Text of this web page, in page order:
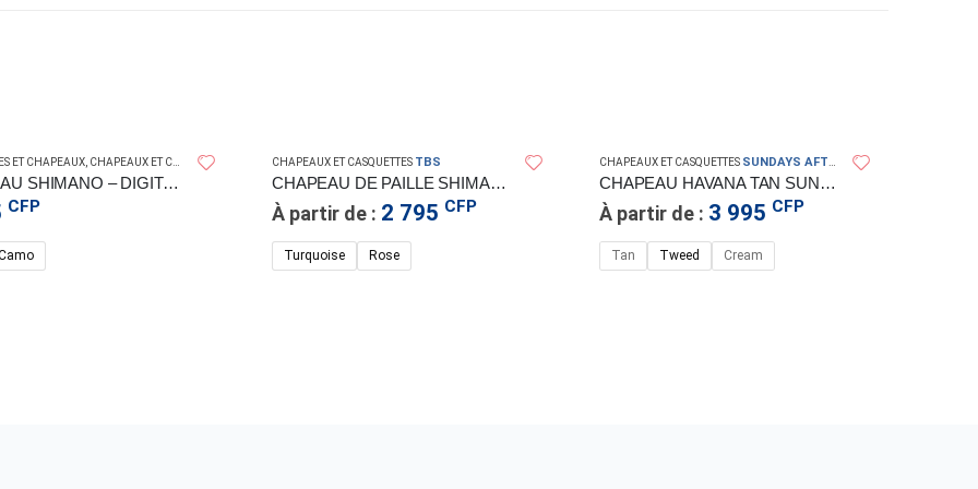
ET CHAPEAUX CHAPEAUX ET CASQUETTES SHIMANO
CHAPEAU SHIMANO – DIGITAL CAMO
CFP
CHAPEAUX ET CASQUETTES TBS
CHAPEAU DE PAILLE SHIMANO
À partir de : 2 795 CFP
Turquoise Rose
CHAPEAUX ET CASQUETTES SUNDAYS AFTERNOONS IN
CHAPEAU HAVANA TAN SUNDAY AFTERNOONS
À partir de : 3 995 CFP
Tan Tweed Cream